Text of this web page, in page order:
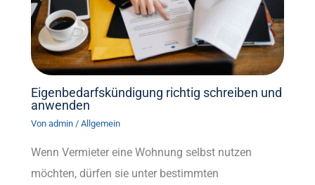
Eigenbedarfskündigung richtig schreiben und
anwenden
Von admin / Allgemein
Wenn Vermieter eine Wohnung selbst nutzen
möchten, dürfen sie unter bestimmten